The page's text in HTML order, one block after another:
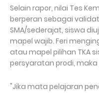
Selain rapor, nilai Tes
berperan sebagai
SMA/sederajat, siswa
mapel wajib. Feri
atau mapel pilihan TKA
persyaratan prodi,
"Jika mata pelajaran